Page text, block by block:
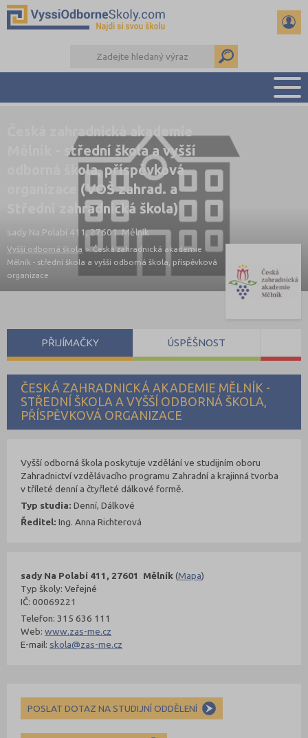
PŘÍPRAVA NA PŘIJÍMAČKY
KALENDÁŘ AKCÍ
SEMINÁRKY
DALŠÍ DRUHY ŠKOL
Česká zahradnická akademie
Mělník - střední škola a vyšší
odborná škola, příspěvková
organizace (VOŠ zahrad. a
Střední zahradnická škola)
sady Na Polabí 411, 27601 Mělník
Vyšší odborná škola > Česká zahradnická akademie
Mělník - střední škola a vyšší odborná škola, příspěvková
organizace
ČESKÁ ZAHRADNICKÁ AKADEMIE MĚLNÍK -
STŘEDNÍ ŠKOLA A VYŠŠÍ ODBORNÁ ŠKOLA,
PŘÍSPĚVKOVÁ ORGANIZACE
sady Na Polabí 411, 27601 Mělník(Mapa)
Typ školy: Veřejné
IČ: 00069221
Telefon: 315 636 111
Web:www.zas-me.cz
E-mail: skola@zas-me.cz
Vyšší odborná škola poskytuje vzdělání ve studijním oboru
Zahradnictví vzdělávacího programu Zahradní a krajinná tvorba
v tříleté denní a čtyřleté dálkové formě.
Typ studia: Denní, Dálkové
Ředitel: Ing. Anna Richterová
POSLAT DOTAZ NA STUDIJNÍ ODDĚLENÍ
PŘIJÍMAČKY ÚSPĚŠNOST